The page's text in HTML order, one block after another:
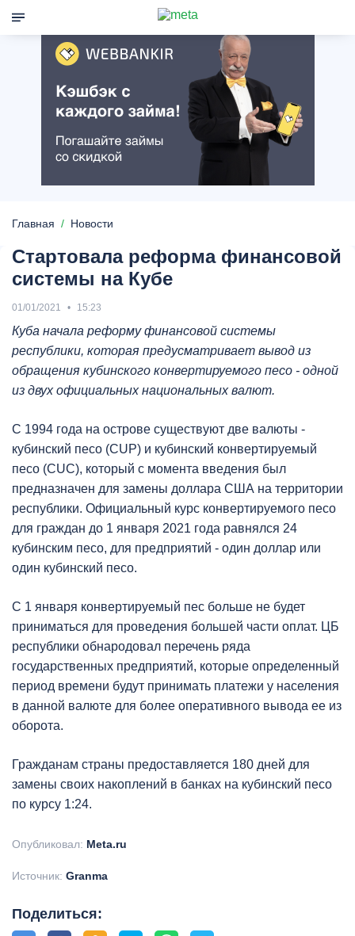
Главная Новости
Стартовала реформа финансовой
системы на Кубе
01/01/2021 15:23
Куба начала реформу финансовой системы
республики, которая предусматривает вывод из
обращения кубинского конвертируемого песо - одной
из двух официальных национальных валют.
С 1994 года на острове существуют две валюты -
кубинский песо (CUP) и кубинский конвертируемый
песо (CUC), который с момента введения был
предназначен для замены доллара США на территории
республики. Официальный курс конвертируемого песо
для граждан до 1 января 2021 года равнялся 24
кубинским песо, для предприятий - один доллар или
один кубинский песо.
С 1 января конвертируемый пес больше не будет
приниматься для проведения большей части оплат. ЦБ
республики обнародовал перечень ряда
государственных предприятий, которые определенный
период времени будут принимать платежи у населения
в данной валюте для более оперативного вывода ее из
оборота.
Гражданам страны предоставляется 180 дней для
замены своих накоплений в банках на кубинский песо
по курсу 1:24.
Опубликовал: Meta.ru
Источник: Granma
Поделиться: